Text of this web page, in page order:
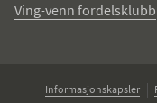
Ving-venn fordelsklubb
Informasjonskapsler